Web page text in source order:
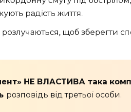
радість життя.
розлучаються, щоб зберегти
НЕ ВЛАСТИВА така
розповідь від третьої особи.